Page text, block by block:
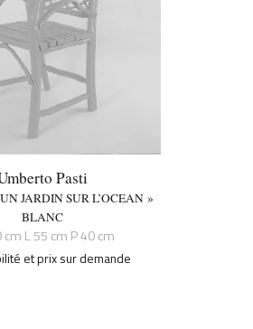
Pasti
JARDIN SUR L’OCEAN »
BLANC
cm L 55 cm P 40 cm
et prix sur demande